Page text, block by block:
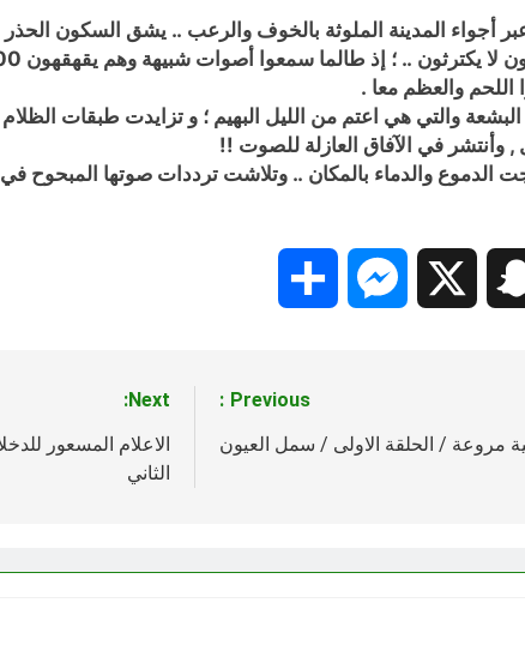
أجواء المدينة الملوثة بالخوف والرعب .. يشق السكون الحذر
يكترثون .. ؛ إذ طالما سمعوا أصوات شبيهة وهم يقهقهون 00 !!
اللحم والعظم معا .
والتي هي اعتم من الليل البهيم ؛ و تزايدت طبقات
, وأنتشر في الآفاق العازلة للصوت !!
صدى صوتها إليها 00 فقد امتزجت الدموع والدماء بالمكان .. وتلاشت ترددات
Snapchat
Messenger
Previous:
مروعة / الحلقة الاولى / سمل العيون
Next:
الاعلام المسعور
الثاني